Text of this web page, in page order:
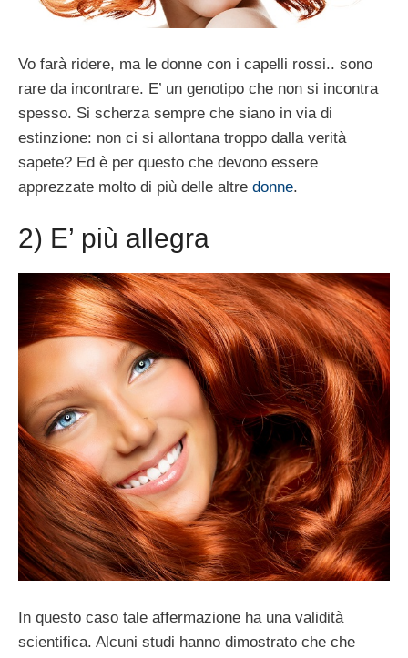
Vo farà ridere, ma le donne con i capelli rossi.. sono
rare da incontrare. E’ un genotipo che non si incontra
spesso. Si scherza sempre che siano in via di
estinzione: non ci si allontana troppo dalla verità
sapete? Ed è per questo che devono essere
apprezzate molto di più delle altre donne.
2) E’ più allegra
In questo caso tale affermazione ha una validità
scientifica. Alcuni studi hanno dimostrato che che